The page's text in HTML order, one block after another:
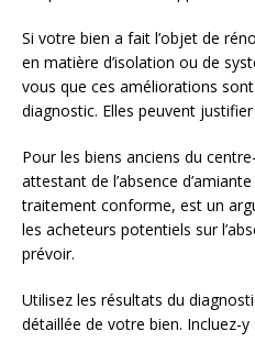
Si votre bien a fait l’objet de
en matière d’isolation ou de
vous que ces améliorations
diagnostic. Elles peuvent
Pour les biens anciens du
attestant de l’absence
traitement conforme, est un
les acheteurs potentiels sur
prévoir.
Utilisez les résultats du
détaillée de votre bien. Incluez-y :